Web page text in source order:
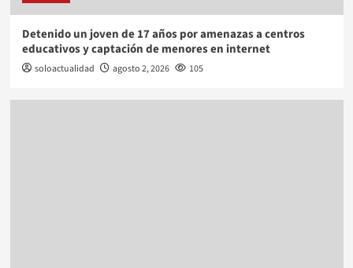
Detenido un joven de 17 años por amenazas a centros
educativos y captación de menores en internet
soloactualidad agosto 2, 2026 105